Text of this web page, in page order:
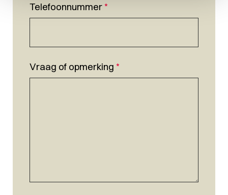
Telefoonnummer*
Vraag of opmerking *